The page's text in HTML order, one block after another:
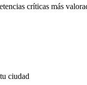
críticas más
ciudad